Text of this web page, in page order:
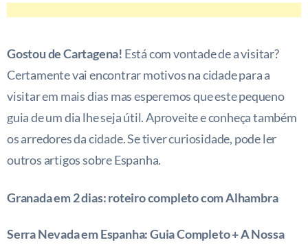
Gostou de Cartagena! Está com vontade de a visitar?
Certamente vai encontrar motivos na cidade para a
visitar em mais dias mas esperemos que este pequeno
guia de um dia lhe seja útil. Aproveite e conheça também
os arredores da cidade. Se tiver curiosidade, pode ler
outros artigos sobre Espanha.
Granada em 2 dias: roteiro completo com Alhambra
Serra Nevada em Espanha: Guia Completo + A Nossa